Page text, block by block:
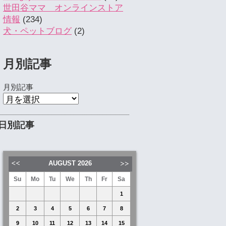
世田谷ママ オンラインストア
情報 (234)
犬・ペットブログ (2)
月別記事
月別記事
日別記事
AUGUST 2026
Su Mo Tu We Th Fr Sa
1
2 3 4 5 6 7 8
9 10 11 12 13 14 15